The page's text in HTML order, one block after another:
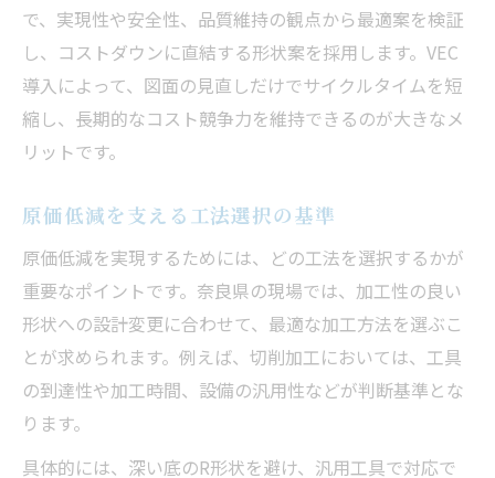
で、実現性や安全性、品質維持の観点から最適案を検証
し、コストダウンに直結する形状案を採用します。VEC
導入によって、図面の見直しだけでサイクルタイムを短
縮し、長期的なコスト競争力を維持できるのが大きなメ
リットです。
原価低減を支える工法選択の基準
原価低減を実現するためには、どの工法を選択するかが
重要なポイントです。奈良県の現場では、加工性の良い
形状への設計変更に合わせて、最適な加工方法を選ぶこ
とが求められます。例えば、切削加工においては、工具
の到達性や加工時間、設備の汎用性などが判断基準とな
ります。
具体的には、深い底のR形状を避け、汎用工具で対応で